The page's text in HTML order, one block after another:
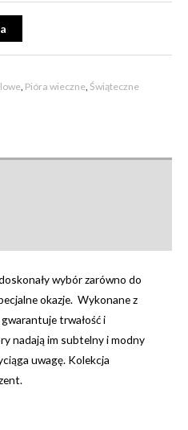
Pióra wieczne Świąteczne
wybór zarówno do
okazje. Wykonane z
trwałość i
nadają im subtelny i modny
uwagę. Kolekcja